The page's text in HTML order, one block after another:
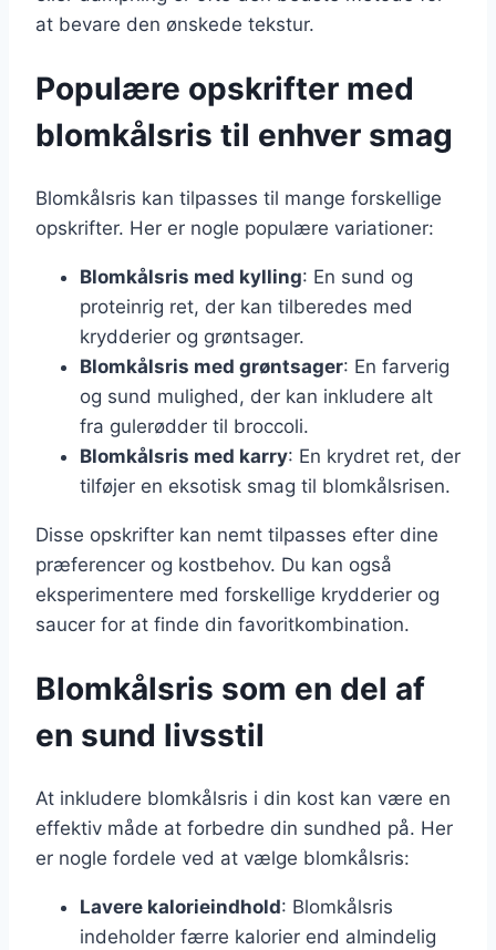
at bevare den ønskede tekstur.
Populære opskrifter med
blomkålsris til enhver smag
Blomkålsris kan tilpasses til mange forskellige
opskrifter. Her er nogle populære variationer:
Blomkålsris med kylling: En sund og
proteinrig ret, der kan tilberedes med
krydderier og grøntsager.
Blomkålsris med grøntsager: En farverig
og sund mulighed, der kan inkludere alt
fra gulerødder til broccoli.
Blomkålsris med karry: En krydret ret, der
tilføjer en eksotisk smag til blomkålsrisen.
Disse opskrifter kan nemt tilpasses efter dine
præferencer og kostbehov. Du kan også
eksperimentere med forskellige krydderier og
saucer for at finde din favoritkombination.
Blomkålsris som en del af
en sund livsstil
At inkludere blomkålsris i din kost kan være en
effektiv måde at forbedre din sundhed på. Her
er nogle fordele ved at vælge blomkålsris:
Lavere kalorieindhold: Blomkålsris
indeholder færre kalorier end almindelig